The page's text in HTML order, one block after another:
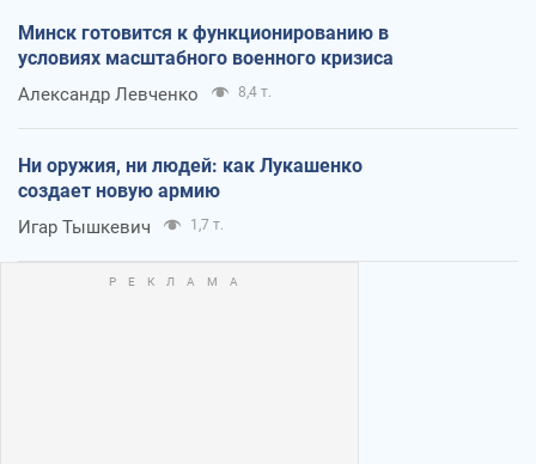
Минск готовится к функционированию в
условиях масштабного военного кризиса
Александр Левченко 8,4 т.
Ни оружия, ни людей: как Лукашенко
создает новую армию
Игар Тышкевич 1,7 т.